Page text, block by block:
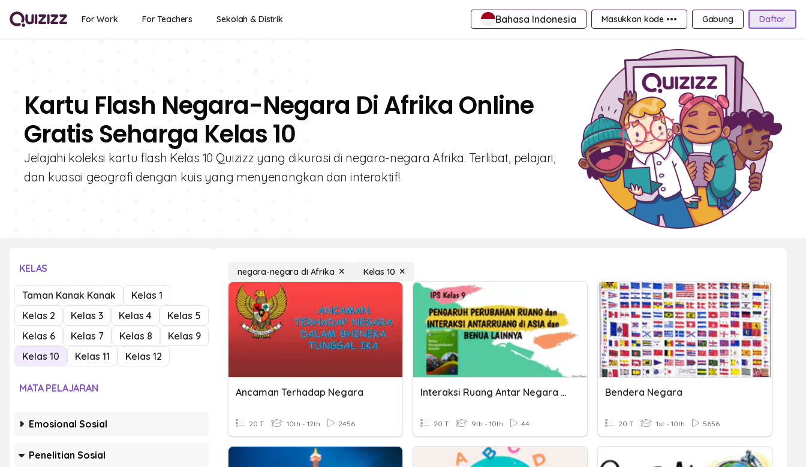
For Work For Teachers Sekolah & Distrik Bahasa Indonesia Masukkan kode ••• Gabung Daftar
Kartu Flash Negara-Negara Di Afrika Online
Gratis Seharga Kelas 10
Jelajahi koleksi kartu flash Kelas 10 Quizizz yang dikurasi di negara-negara Afrika. Terlibat, pelajari,
dan kuasai geografi dengan kuis yang menyenangkan dan interaktif!
KELAS
Taman Kanak Kanak
Kelas 1
Kelas 2
Kelas 3 Kelas 4
Kelas 5
Kelas 6
Kelas 7 Kelas 8
Kelas 9
Kelas 10
Kelas 11 Kelas 12
MATA PELAJARAN
Emosional Sosial
Penelitian Sosial
negara-negara di Afrika Kelas 10
Ancaman Terhadap Negara
20 T 10th - 12th 2456
Interaksi Ruang Antar Negara Negara Di Dunia
20 T 9th - 10th 44
Bendera Negara
20 T 1st - 10th 5656